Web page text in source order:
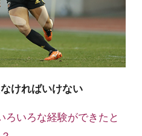
ければいけない
いろな経験ができたと